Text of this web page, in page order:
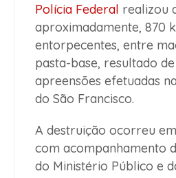
Polícia Federal realizou
aproximadamente, 870
entorpecentes, entre
pasta-base, resultado
apreensões efetuadas
do São Francisco.
A destruição ocorreu
com acompanhamento
do Ministério Público e